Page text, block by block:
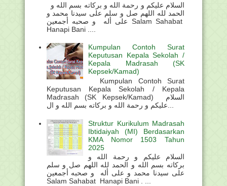
الحمد لله اللهم صل و سلم على سيدنا محمد و
على أله و صحبه أجمعين Salam Sahabat
Hanapi Bani ....
Kumpulan Contoh Surat
Keputusan Kepala Sekolah /
Kepala Madrasah (SK
Kepsek/Kamad)
Kumpulan Contoh Surat
Keputusan Kepala Sekolah / Kepala
Madrasah (SK Kepsek/Kamad) السلام
Struktur Kurikulum Madrasah
Ibtidaiyah (MI) Berdasarkan
KMA Nomor 1503 Tahun
2025
السلام عليكم و رحمة الله و
بركاته بسم الله و الحمد لله اللهم صل و سلم
على سيدنا محمد و على أله و صحبه أجمعين
Salam Sahabat Hanapi Bani . ...